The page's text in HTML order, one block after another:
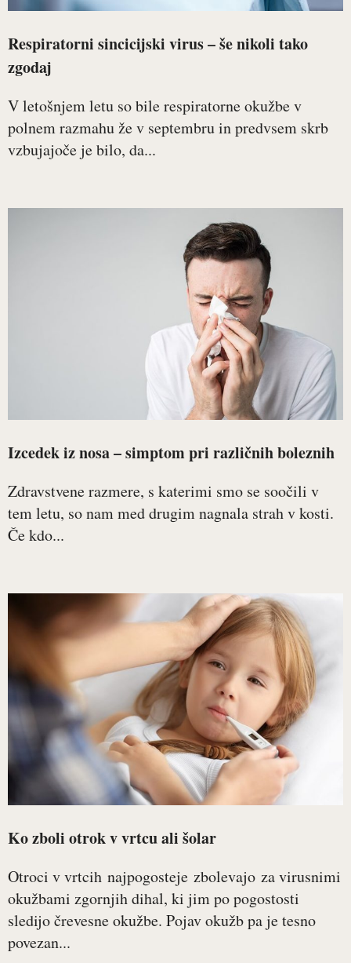
Respiratorni sincicijski virus – še nikoli tako
zgodaj
V letošnjem letu so bile respiratorne okužbe v
polnem razmahu že v septembru in predvsem skrb
vzbujajoče je bilo, da...
Izcedek iz nosa – simptom pri različnih boleznih
Zdravstvene razmere, s katerimi smo se soočili v
tem letu, so nam med drugim nagnala strah v kosti.
Če kdo...
Ko zboli otrok v vrtcu ali šolar
Otroci v vrtcih najpogosteje zbolevajo za virusnimi
okužbami zgornjih dihal, ki jim po pogostosti
sledijo črevesne okužbe. Pojav okužb pa je tesno
povezan...